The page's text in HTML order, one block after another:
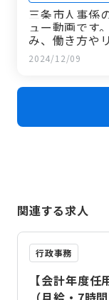
三条市人事係
ュー動画です
み、働き方や
2024/12/09
関連する求人
行政事務
【会計年度